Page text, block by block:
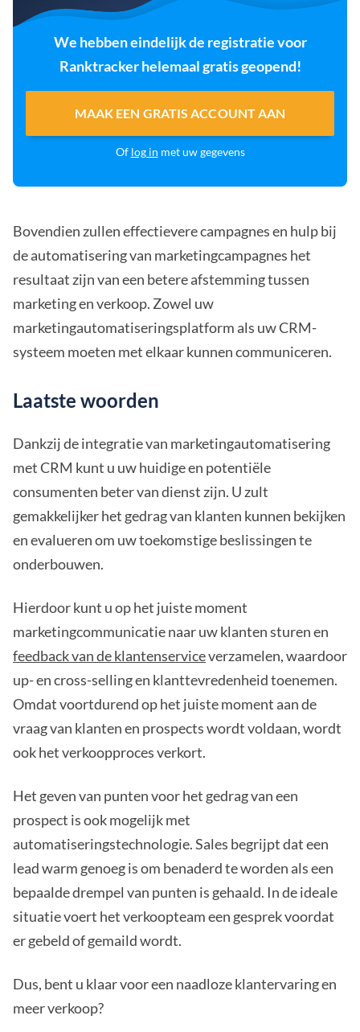
We hebben eindelijk de registratie voor
Ranktracker helemaal gratis geopend!
MAAK EEN GRATIS ACCOUNT AAN
Of log in met uw gegevens
Bovendien zullen effectievere campagnes en hulp bij
de automatisering van marketingcampagnes het
resultaat zijn van een betere afstemming tussen
marketing en verkoop. Zowel uw
marketingautomatiseringsplatform als uw CRM-
systeem moeten met elkaar kunnen communiceren.
Laatste woorden
Dankzij de integratie van marketingautomatisering
met CRM kunt u uw huidige en potentiële
consumenten beter van dienst zijn. U zult
gemakkelijker het gedrag van klanten kunnen bekijken
en evalueren om uw toekomstige beslissingen te
onderbouwen.
Hierdoor kunt u op het juiste moment
marketingcommunicatie naar uw klanten sturen en
feedback van de klantenserviceverzamelen, waardoor
up- en cross-selling en klanttevredenheid toenemen.
Omdat voortdurend op het juiste moment aan de
vraag van klanten en prospects wordt voldaan, wordt
ook het verkoopproces verkort.
Het geven van punten voor het gedrag van een
prospect is ook mogelijk met
automatiseringstechnologie. Sales begrijpt dat een
lead warm genoeg is om benaderd te worden als een
bepaalde drempel van punten is gehaald. In de ideale
situatie voert het verkoopteam een gesprek voordat
er gebeld of gemaild wordt.
Dus, bent u klaar voor een naadloze klantervaring en
meer verkoop?